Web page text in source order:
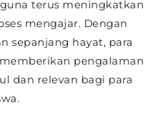
terus meningkatkan
mengajar. Dengan
sepanjang hayat, para
pengalaman
dan relevan bagi para